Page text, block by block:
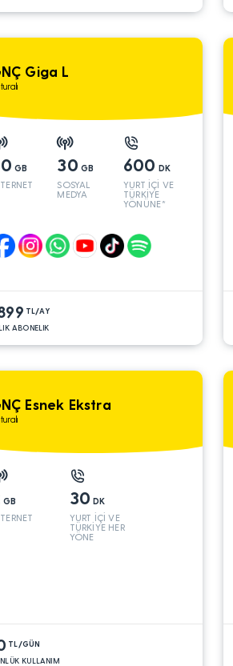
Giga L
GB 30 GB
SOSYAL
MEDYA
600 DK
YURT İÇİ VE
TÜRKİYE
YÖNÜNE*
TL/AY
ABONELIK
Esnek Ekstra
GB 30 DK
YURT İÇİ VE
TÜRKİYE HER
YÖNE
TL/GÜN
KULLANIM